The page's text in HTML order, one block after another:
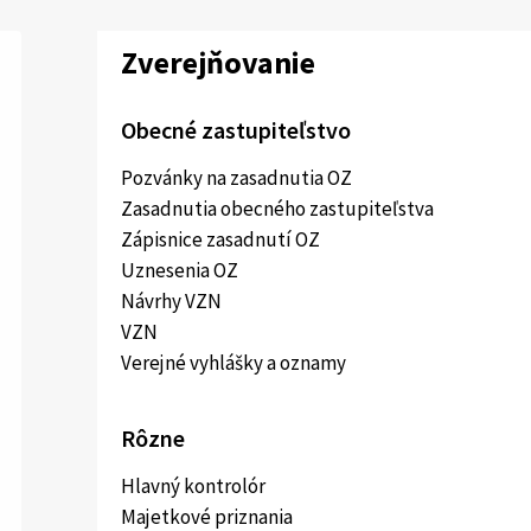
Zverejňovanie
Obecné zastupiteľstvo
Pozvánky na zasadnutia OZ
Zasadnutia obecného zastupiteľstva
Zápisnice zasadnutí OZ
Uznesenia OZ
Návrhy VZN
VZN
Verejné vyhlášky a oznamy
Rôzne
Hlavný kontrolór
Majetkové priznania